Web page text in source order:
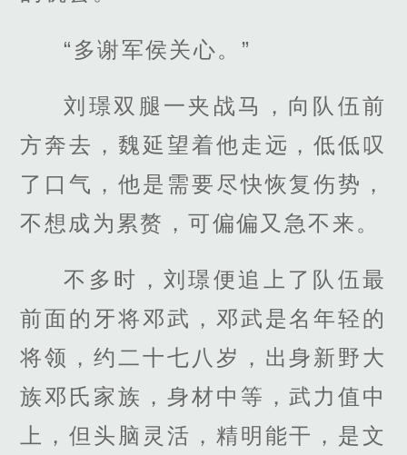
“多谢军侯关心。”
刘璟双腿一夹战马，向队伍前
方奔去，魏延望着他走远，低低叹
了口气，他是需要尽快恢复伤势，
不想成为累赘，可偏偏又急不来。
不多时，刘璟便追上了队伍最
前面的牙将邓武，邓武是名年轻的
将领，约二十七八岁，出身新野大
族邓氏家族，身材中等，武力值中
上，但头脑灵活，精明能干，是文